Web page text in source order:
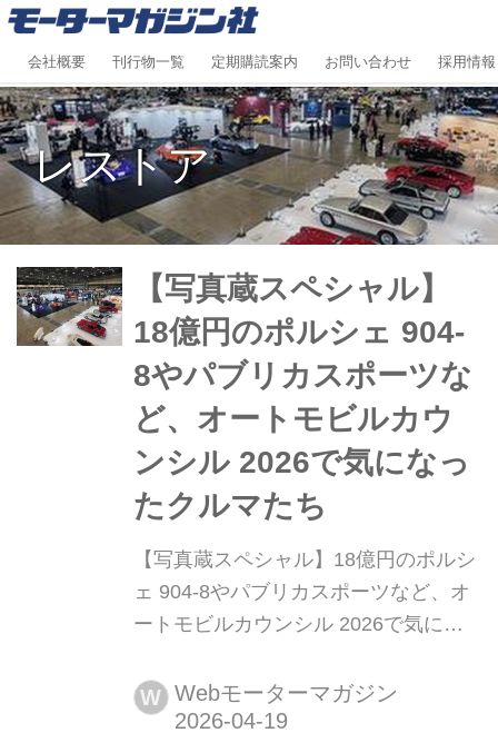
会社概要 刊行物一覧 定期購読案内 お問い合わせ 採用情報
レストア
【写真蔵スペシャル】
18億円のポルシェ 904-
8やパブリカスポーツな
ど、オートモビルカウ
ンシル 2026で気になっ
たクルマたち
【写真蔵スペシャル】18億円のポルシ
ェ 904-8やパブリカスポーツなど、オ
ートモビルカウンシル 2026で気にな
千葉市の幕張メッセで「オートモビル
カウンシル 2026」が開催された。120
W Webモーターマガジン